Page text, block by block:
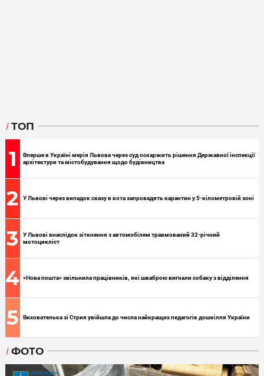
ТОП
1
Вперше в Україні мерія Львова через суд оскаржить рішення Державної інспекції
архітектури та містобудування щодо будівництва
2 У Львові через випадок сказу в кота запровадять карантин у 5-кілометровій зоні
3
У Львові внаслідок зіткнення з автомобілем травмований 32-річний
мотоцикліст
4 «Нова пошта» звільнила працівників, які шваброю вигнали собаку з відділення
5 Вихователька зі Стрия увійшла до числа найкращих педагогів дошкілля України
ФОТО